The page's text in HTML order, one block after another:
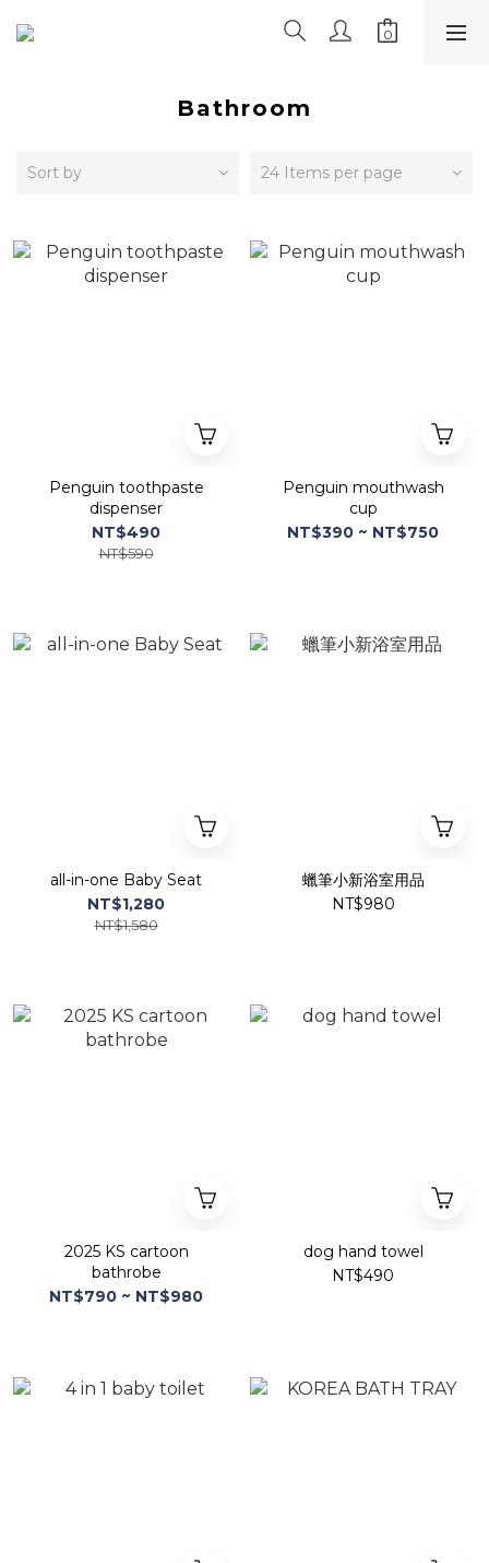
Bathroom
Sort by 24 Items per page
Penguin toothpaste
dispenser
NT$490
NT$590
Penguin mouthwash
cup
NT$390 ~ NT$750
all-in-one Baby Seat
NT$1,280
NT$1,580
蠟筆小新浴室用品
NT$980
2025 KS cartoon
bathrobe
NT$790 ~ NT$980
dog hand towel
NT$490